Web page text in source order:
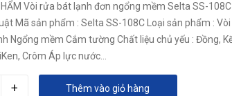
Vòi rửa bát lạnh đơn ngổng mềm Selta SS-108C
: Vòi rửa
Cắm tường Chất liệu chủ yếu : Đồng, Kẽm
Crôm Áp lực nước...
+ Thêm vào giỏ hàng